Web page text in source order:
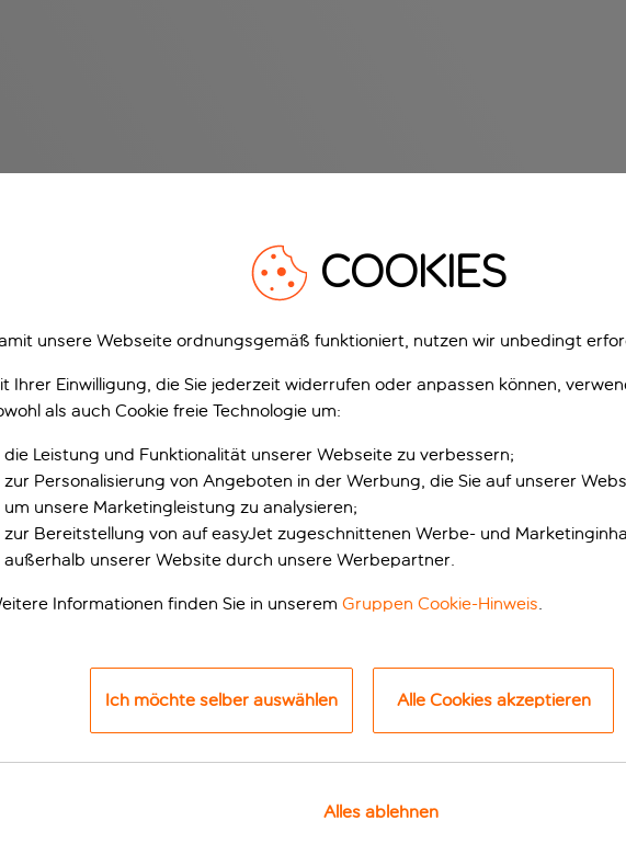
und modernes Hotel
in einer faszinierenden Gegend von Porto Vecchio gelegene Hotel ist
COOKIES
unsere Webseite ordnungsgemäß funktioniert, nutzen wir unbedingt
Ihrer Einwilligung, die Sie jederzeit widerrufen oder anpassen können,
als auch Cookie freie Technologie um:
die Leistung und Funktionalität unserer Webseite zu verbessern;
zur Personalisierung von Angeboten in der Werbung, die Sie auf unserer
um unsere Marketingleistung zu analysieren;
zur Bereitstellung von auf easyJet zugeschnittenen Werbe- und
außerhalb unserer Website durch unsere Werbepartner.
Informationen finden Sie in unserem Gruppen Cookie-Hinweis
Ich möchte selber auswählen Alle Cookies akzeptieren
Alles ablehnen